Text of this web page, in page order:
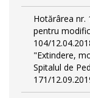
Hotărârea nr.
pentru
104/
"Extindere,
Spitalul de
171/